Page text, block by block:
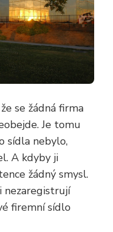
se žádná firma
Je tomu
sídla nebylo,
A kdyby ji
žádný smysl.
nezaregistrují
firemní sídlo